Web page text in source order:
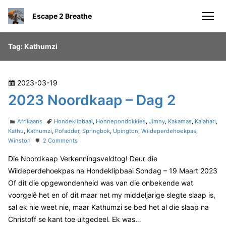
Escape 2 Breathe
Tag: Kathumzi
P
o
s
t
e
d
n
2023-03-19
2023 Noordkaap – Dag 2
C
a
t
g
o
e
s
Afrikaans
T
a
g
Hondeklipbaai, Honnepondokkies,Jimny, Kakamas, Kalahari,
Kathu, Kathumzi, Pofadder, Springbok, Upington, Wildeperdehoekpas,
Winston
2 Commentso
2
0
3
N
o
o
Die Noordkaap Verkenningsveldtog! Deur die
Wildeperdehoekpas na Hondeklipbaai Sondag – 19 Maart 2023
Of dit die opgewondenheid was van die onbekende wat
voorgelê het en of dit maar net my middeljarige slegte slaap is,
sal ek nie weet nie, maar Kathumzi se bed het al die slaap na
Christoff se kant toe uitgedeel. Ek was…